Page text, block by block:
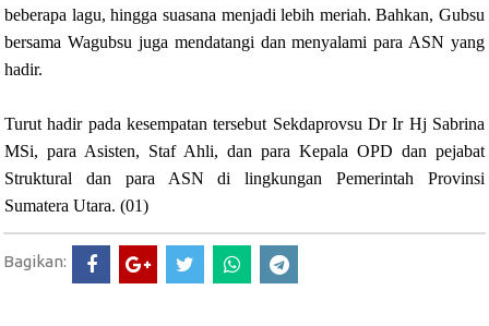
beberapa lagu, hingga suasana menjadi lebih meriah. Bahkan, Gubsu
bersama Wagubsu juga mendatangi dan menyalami para ASN yang
hadir.
Turut hadir pada kesempatan tersebut Sekdaprovsu Dr Ir Hj Sabrina
MSi, para Asisten, Staf Ahli, dan para Kepala OPD dan pejabat
Struktural dan para ASN di lingkungan Pemerintah Provinsi
Sumatera Utara. (01)
Bagikan: